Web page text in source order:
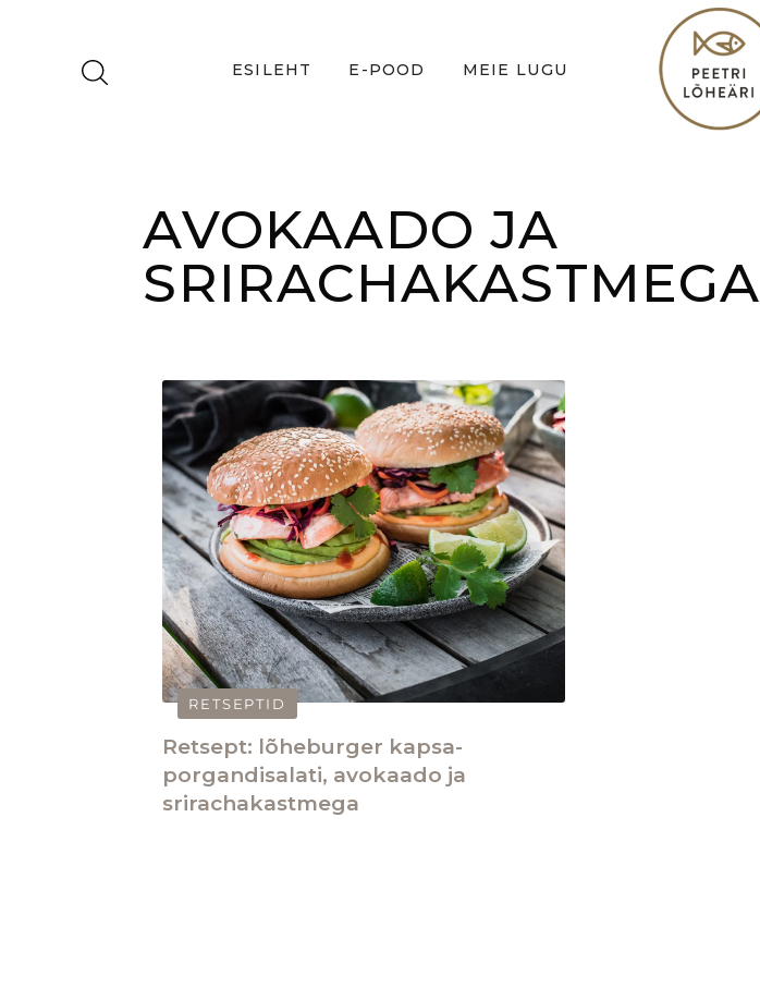
ESILEHT E-POOD MEIE LUGU
AVOKAADO JA
SRIRACHAKASTMEGA
RETSEPTID
Retsept: lõheburger kapsa-
porgandisalati, avokaado ja
srirachakastmega